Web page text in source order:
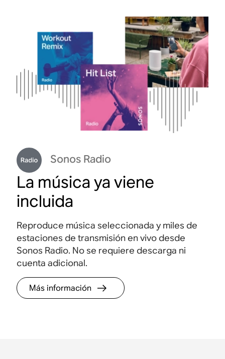
Déjate llevar con Sonos Ace
Comprar ahora
Sonos Radio
La música ya viene
incluida
Reproduce música seleccionada y miles de
estaciones de transmisión en vivo desde
Sonos Radio. No se requiere descarga ni
cuenta adicional.
Más información